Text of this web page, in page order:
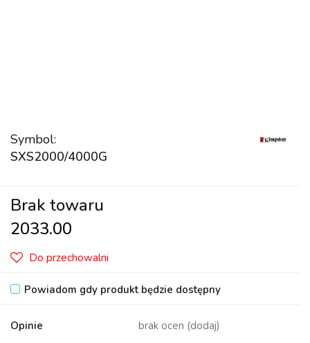
Symbol:
SXS2000/4000G
Brak towaru
2033.00
Do przechowalni
Powiadom gdy produkt będzie dostępny
Opinie brak ocen (dodaj)